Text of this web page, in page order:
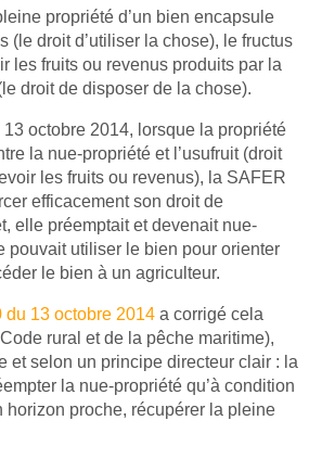
propriété d’un bien encapsule
(le droit d’utiliser la chose), le fructus
les fruits ou revenus produits par la
droit de disposer de la chose).
13 octobre 2014, lorsque la propriété
la nue-propriété et l’usufruit (droit
les fruits ou revenus), la SAFER
efficacement son droit de
elle préemptait et devenait nue-
pouvait utiliser le bien pour orienter
le bien à un agriculteur.
du 13 octobre 2014 a corrigé cela
rural et de la pêche maritime),
et selon un principe directeur clair : la
la nue-propriété qu’à condition
horizon proche, récupérer la pleine